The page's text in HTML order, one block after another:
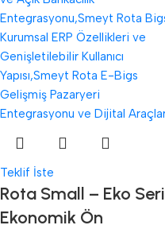
Teklif İste
Rota Small – Eko Seri
Ekonomik Ön